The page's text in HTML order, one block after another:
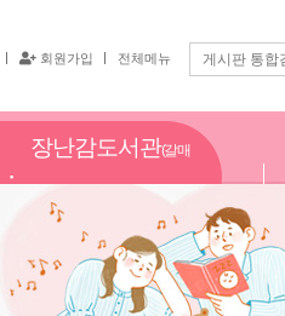
회원가입 전체메뉴
장난감도서관(갈매